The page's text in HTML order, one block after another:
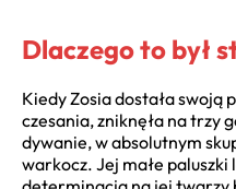
Dlaczego to był
Kiedy Zosia dostała swoją
czesania, zniknęła na trzy
dywanie, w absolutnym
warkocz. Jej małe paluszki